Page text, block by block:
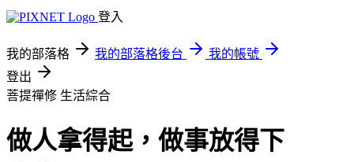
登入
我的部落格 我的部落格後台
我的帳號
登出
菩提禪修 生活綜合
做人拿得起，做事放得下